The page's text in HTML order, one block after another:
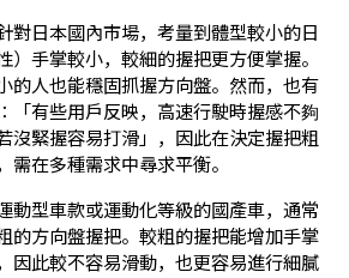
對日本國內市場，考量到體型較小的日
）手掌較小，較細的握把更方便掌握。
的人也能穩固抓握方向盤。然而，也有
「有些用戶反映，高速行駛時握感不夠
沒緊握容易打滑」，因此在決定握把粗
在多種需求中尋求平衡。
動型車款或運動化等級的國產車，通常
的方向盤握把。較粗的握把能增加手掌
因此較不容易滑動，也更容易進行細膩